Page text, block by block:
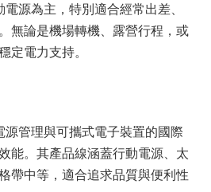
源為主，特別適合經常出差、
無論是機場轉機、露營行程，或
定電力支持。
源管理與可攜式電子裝置的國際
能。其產品線涵蓋行動電源、太
帶中等，適合追求品質與便利性